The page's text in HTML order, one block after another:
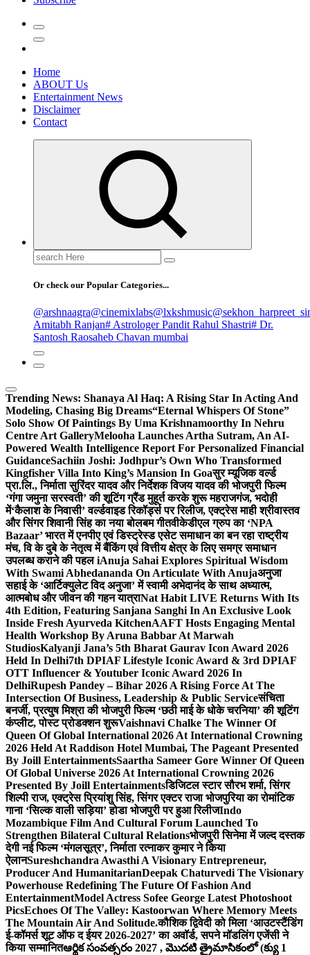
Home
ABOUT Us
Entertainment News
Disclaimer
Contact
Search
for:
Or check our Popular Categories...
@arshnaagra@cinemixlabs@lxkshmusic
Amitabh Ranjan# Astrologer Pandit Rahul Shastri# Dr.
Santosh Raosaheb Chavan mumbai
Trending News: Shanaya Al Haq: A Rising Star In Acting And
Modeling, Chasing Big Dreams“Eternal Whispers Of Stone”
Solo Show Of Paintings By Uma Krishnamoorthy In Nehru
Centre Art GalleryMelooha Launches Artha Sutram, An AI-
Powered Wealth Intelligence Report For Personalized Financial
GuidanceSachiin Joshi: Jodhpur’s Own Who Transformed
Kingfisher Villa Into King’s Mansion In Goaसुर म्यूजिक वर्ल्ड
प्रा.लि., निर्माता सुरिंदर यादव और निर्देशक विजय यादव की भोजपुरी फिल्म
‘गंगा जमुना सरस्वती’ की शूटिंग ग्रैंड मुहूर्त करके शुरू महराजगंज, भदोही
में‘कैलाश के निवासी’ वर्ल्डवाइड रिकॉर्ड्स पर रिलीज, एक्ट्रेस माही श्रीवास्तव
और सिंगर शिवानी सिंह का नया बोलबम गीतवीकेडीएल ग्रुप का ‘NPA
Bazaar’ भारत में एनपीए एवं डिस्ट्रेस्ड एसेट समाधान का बन रहा राष्ट्रीय
मंच, वि के दुबे के नेतृत्व में बैंकिंग एवं वित्तीय क्षेत्र के लिए समग्र समाधान
उपलब्ध कराने की पहल iAnuja Sahai Explores Spiritual Wisdom
With Swami Abhedananda On Articulate With Anujaअनुजा
सहाई के ‘आर्टिक्युलेट विद अनुजा’ में स्वामी अभेदानंद के साथ अध्यात्म,
आत्मबोध और जीवन की गहन यात्राNat Habit LIVE Returns With Its
4th Edition, Featuring Sanjana Sanghi In An Exclusive Look
Inside Fresh Ayurveda KitchenAAFT Hosts Engaging Mental
Health Workshop By Aruna Babbar At Marwah
StudiosKalyanji Jana’s 5th Bharat Gaurav Icon Award 2026
Held In Delhi7th DPIAF Lifestyle Iconic Award & 3rd DPIAF
OTT Influencer & Youtuber Iconic Award 2026 In
DelhiRupesh Pandey – Bihar 2026 A Rising Force At The
Intersection Of Business, Leadership & Public Serviceसंचिता
बनर्जी, प्रत्युष मिश्रा की भोजपुरी फिल्म ‘छठी माई के धोके चरनिया’ की शूटिंग
कंप्लीट, पोस्ट प्रोडक्शन शुरूVaishnavi Chalke The Winner Of
Queen Of Global International 2026 At International Crowning
2026 Held At Raddison Hotel Mumbai, The Pageant Presented
By Joill EntertainmentsSaartha Sameer Gore Winner Of Queen
Of Global Universe 2026 At International Crowning 2026
Presented By Joill Entertainmentsडिजिटल स्टार सौरभ शर्मा, सिंगर
शिल्पी राज, एक्ट्रेस प्रियांशु सिंह, सिंगर एक्टर राजा भोजपुरिया का रोमांटिक
गाना ‘सिल्क वाली सड़िया’ होडा भोजपुरी पर हुआ रिलीजIndo
Mozambique Film And Cultural Forum Launched To
Strengthen Bilateral Cultural Relationsभोजपुरी सिनेमा में जल्द दस्तक
देगी नई फिल्म ‘मंगलसूत्र’, निर्माता रत्नाकर कुमार ने किया
ऐलानSureshchandra Awasthi A Visionary Entrepreneur,
Producer And HumanitarianDeepak Chaturvedi The Visionary
Powerhouse Redefining The Future Of Fashion And
EntertainmentModel Actress Sofee George Latest Photoshoot
PicsEchoes Of The Valley: Kastoorwan Where Memory Meets
The Mountain Air And Solitude.कौशिक द्विवेदी को मिला ‘आउटस्टैंडिंग
ई-कॉमर्स शूट ऑफ द ईयर 2026-2027’ का अवॉर्ड, सपने मॉडलिंग एजेंसी ने
किया सम्मानितఆర్థిక సంవత్సరం 2027 , మొదటి త్రైమాసికంలో (క్యు 1